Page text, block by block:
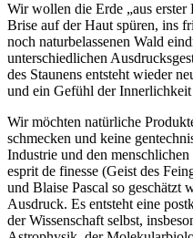
Wir wollen die Erde „aus
Brise auf der Haut spüren, ins
noch naturbelassenen Wald
unterschiedlichen
des Staunens entsteht wieder
und ein Gefühl der
Wir möchten natürliche
schmecken und keine
Industrie und den
esprit de finesse (Geist des
und Blaise Pascal so geschätzt
Ausdruck. Es entsteht eine
der Wissenschaft selbst,